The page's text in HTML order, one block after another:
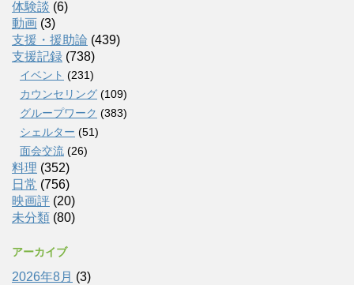
体験談 (6)
動画 (3)
支援・援助論 (439)
支援記録 (738)
イベント (231)
カウンセリング (109)
グループワーク (383)
シェルター (51)
面会交流 (26)
料理 (352)
日常 (756)
映画評 (20)
未分類 (80)
アーカイブ
2026年8月 (3)